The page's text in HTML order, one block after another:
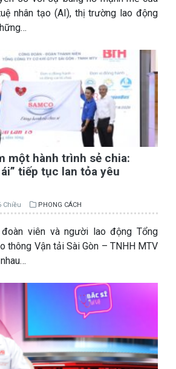
nhân tạo (AI), thị trường lao động
một hành trình sẻ chia:
tiếp tục lan tỏa yêu
Chiều PHONG CÁCH
viên và người lao động Tổng
thông Vận tải Sài Gòn – TNHH MTV